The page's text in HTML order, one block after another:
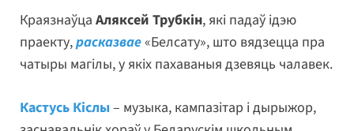
Краязнаўца Аляксей Трубкін, які падаў ідэю
праекту,расказвае«Белсату», што вядзецца пра
чатыры магілы, у якіх пахаваныя дзевяць чалавек.
Кастусь Кіслы– музыка, кампазітар і дырыжор,